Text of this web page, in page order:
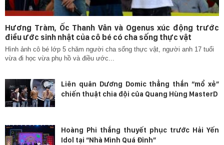
Hương Tràm, Ốc Thanh Vân và Ogenus xúc động trước
điều ước sinh nhật của cô bé có cha sống thực vật
Hình ảnh cô bé lớp 5 chăm người cha sống thực vật, người anh 17 tuổi
vừa đi học vừa phụ hồ và điều ước...
Liên quân Dương Domic thẳng thắn “mổ xẻ”
chiến thuật chia đội của Quang Hùng MasterD
Hoàng Phi thắng thuyết phục trước Hải Yến
Idol tại “Nhà Mình Quá Đỉnh”